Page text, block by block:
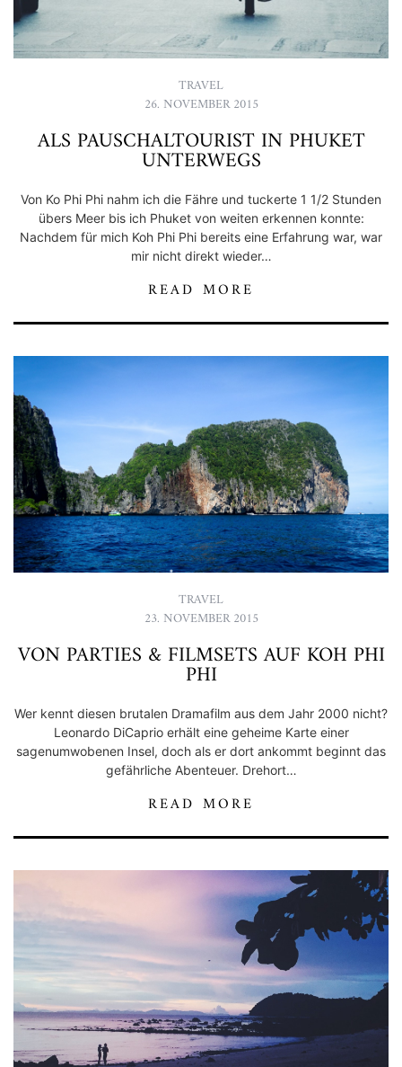
TRAVEL
26. NOVEMBER 2015
ALS PAUSCHALTOURIST IN PHUKET
UNTERWEGS
Von Ko Phi Phi nahm ich die Fähre und tuckerte 1 1/2 Stunden
übers Meer bis ich Phuket von weiten erkennen konnte:
Nachdem für mich Koh Phi Phi bereits eine Erfahrung war, war
mir nicht direkt wieder…
READ MORE
TRAVEL
23. NOVEMBER 2015
VON PARTIES & FILMSETS AUF KOH PHI
PHI
Wer kennt diesen brutalen Dramafilm aus dem Jahr 2000 nicht?
Leonardo DiCaprio erhält eine geheime Karte einer
sagenumwobenen Insel, doch als er dort ankommt beginnt das
gefährliche Abenteuer. Drehort…
READ MORE